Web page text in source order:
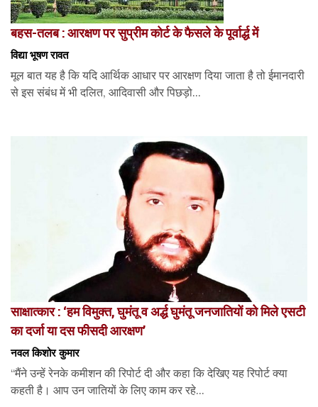
बहस-तलब : आरक्षण पर सुप्रीम कोर्ट के फैसले के पूर्वार्द्ध में
विद्या भूषण रावत
मूल बात यह है कि यदि आर्थिक आधार पर आरक्षण दिया जाता है तो ईमानदारी
से इस संबंध में भी दलित, आदिवासी और पिछड़ो...
साक्षात्कार : ‘हम विमुक्त, घुमंतू व अर्द्ध घुमंतू जनजातियों को मिले एसटी
का दर्जा या दस फीसदी आरक्षण’
नवल किशोर कुमार
“मैंने उन्हें रेनके कमीशन की रिपोर्ट दी और कहा कि देखिए यह रिपोर्ट क्या
कहती है। आप उन जातियों के लिए काम कर रहे...